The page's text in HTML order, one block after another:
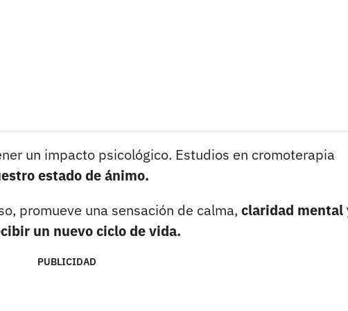
un impacto psicológico. Estudios en cromoterapia
estado de ánimo.
promueve una sensación de calma, claridad mental
un nuevo ciclo de vida.
PUBLICIDAD